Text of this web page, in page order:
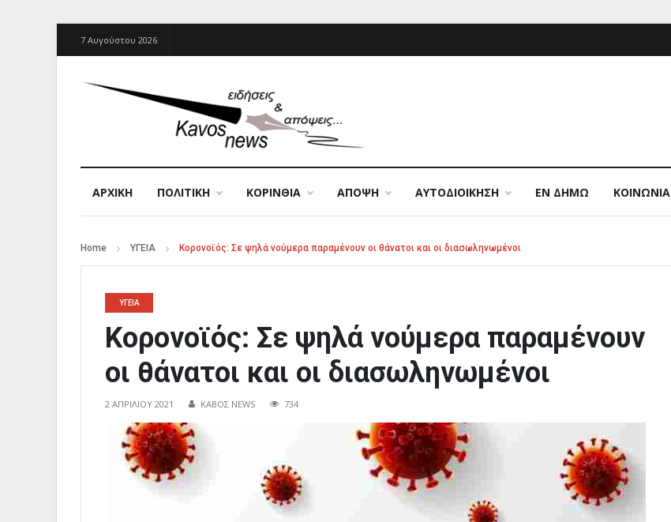
7 Αυγούστου 2026
ΑΡΧΙΚΉ ΠΟΛΙΤΙΚΗ ΚΟΡΙΝΘΙΑ ΑΠΟΨΗ ΑΥΤΟΔΙΟΙΚΗΣΗ ΕΝ ΔΗΜΩ ΚΟΙΝΩΝΙΑ
Home ΥΓΕΙΑ Κορονοϊός: Σε ψηλά νούμερα παραμένουν οι θάνατοι και οι διασωληνωμένοι
ΥΓΕΙΑ
Κορονοϊός: Σε ψηλά νούμερα παραμένουν
οι θάνατοι και οι διασωληνωμένοι
2 ΑΠΡΙΛΊΟΥ 2021 ΚΑΒΟΣ NEWS 734